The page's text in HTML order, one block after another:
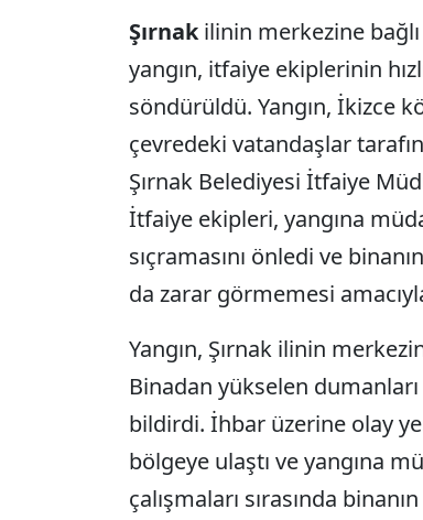
Şırnakilinin merkezine
yangın, itfaiye ekiplerinin
söndürüldü. Yangın, İkizce
çevredeki vatandaşlar
Şırnak Belediyesi İtfaiye
İtfaiye ekipleri, yangına
sıçramasını önledi ve
da zarar görmemesi
Yangın, Şırnak ilinin
Binadan yükselen
bildirdi. İhbar üzerine olay
bölgeye ulaştı ve yangına
çalışmaları sırasında